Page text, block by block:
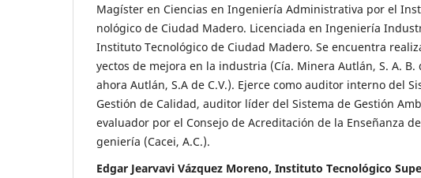
Magíster en Ciencias en Ingeniería Administrativa por el
nológico de Ciudad Madero. Licenciada en Ingeniería
Instituto Tecnológico de Ciudad Madero. Se encuentra
yectos de mejora en la industria (Cía. Minera Autlán, S. A. B.
ahora Autlán, S.A de C.V.). Ejerce como auditor interno del
Gestión de Calidad, auditor líder del Sistema de Gestión
evaluador por el Consejo de Acreditación de la Enseñanza
geniería (Cacei, A.C.).
Edgar Jearvavi Vázquez Moreno, Instituto Tecnológico